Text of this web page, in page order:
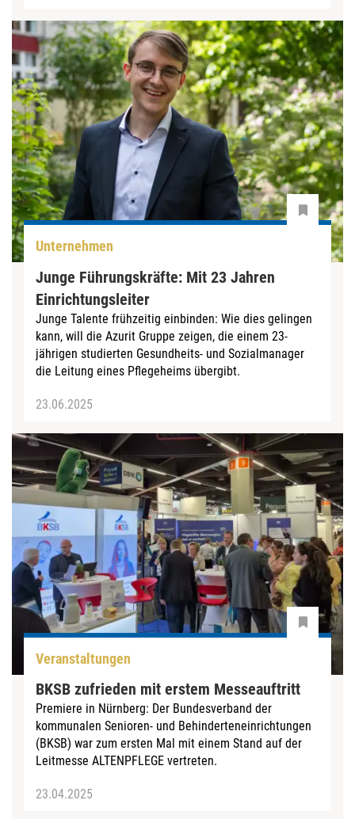
Unternehmen
Junge Führungskräfte: Mit 23 Jahren
Einrichtungsleiter
Junge Talente frühzeitig einbinden: Wie dies gelingen
kann, will die Azurit Gruppe zeigen, die einem 23-
jährigen studierten Gesundheits- und Sozialmanager
die Leitung eines Pflegeheims übergibt.
23.06.2025
Veranstaltungen
BKSB zufrieden mit erstem Messeauftritt
Premiere in Nürnberg: Der Bundesverband der
kommunalen Senioren- und Behinderteneinrichtungen
(BKSB) war zum ersten Mal mit einem Stand auf der
Leitmesse ALTENPFLEGE vertreten.
23.04.2025